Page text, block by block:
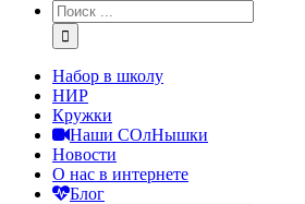
Набор в школу
НИР
Кружки
Наши СОлНышки
Новости
О нас в интернете
Блог